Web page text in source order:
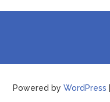
Powered by WordPress